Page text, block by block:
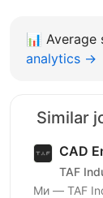
📊 Average
analytics →
Similar
CAD
TAF
Ми — TAF